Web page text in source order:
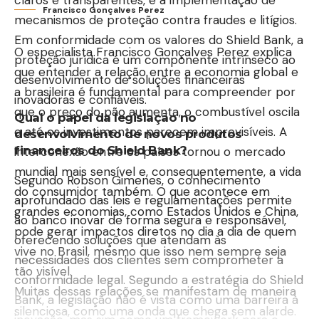
mecanismos de proteção contra fraudes e litígios.
Em conformidade com os valores do Shield Bank, a
proteção jurídica é um componente intrínseco ao
desenvolvimento de soluções financeiras
inovadoras e confiáveis.
Qual o papel da legislação no
desenvolvimento de novos produtos
financeiros do Shield Bank?
Segundo Robson Gimenes, o conhecimento
aprofundado das leis e regulamentações permite
ao banco inovar de forma segura e responsável,
oferecendo soluções que atendam às
necessidades dos clientes sem comprometer a
conformidade legal. Segundo a estratégia do Shield
Bank, a legislação não é vista como uma barreira à
Francisco Gonçalves Perez
O especialista Francisco Gonçalves Perez explica
que entender a relação entre a economia global e
a brasileira é fundamental para compreender por
que o preço do pão aumenta, o combustível oscila
e até os investimentos parecem imprevisíveis. A
interconexão entre os países tornou o mercado
mundial mais sensível e, consequentemente, a vida
do consumidor também. O que acontece em
grandes economias, como Estados Unidos e China,
pode gerar impactos diretos no dia a dia de quem
vive no Brasil, mesmo que isso nem sempre seja
tão visível.
Muitas dessas relações se manifestam de maneira
silenciosa, como uma onda que chega sem alarde.